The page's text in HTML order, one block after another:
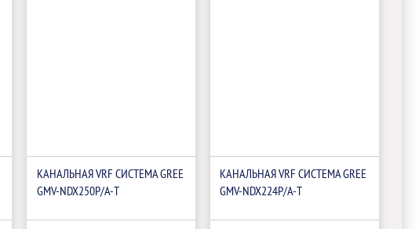
КАНАЛЬНАЯ VRF СИСТЕМА GREE
GMV-NDX250P/A-T
КАНАЛЬНАЯ VRF СИСТЕМА GREE
GMV-NDX224P/A-T